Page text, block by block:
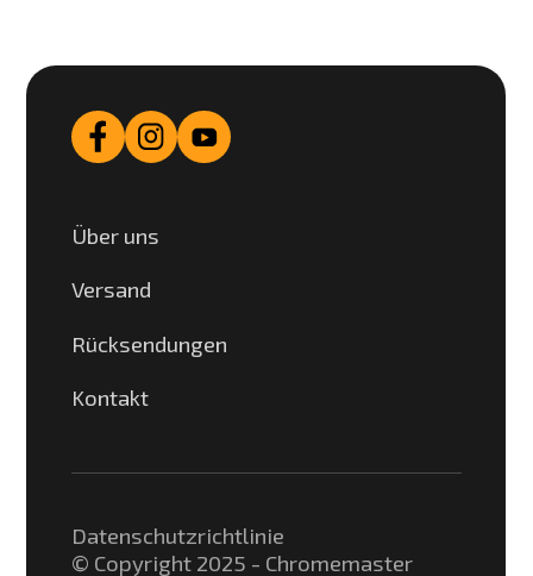
Über uns
Versand
Rücksendungen
Kontakt
© Copyright 2025 - Chromemaster
Datenschutzrichtlinie